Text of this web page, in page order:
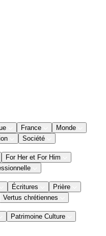
France
Monde
Société
For Her et For Him
Écritures
Prière
Vertus chrétiennes
Patrimoine Culture